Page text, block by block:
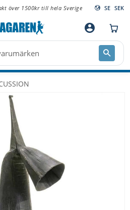
över 1500kr till hela Sverige SE SEK
account_circle